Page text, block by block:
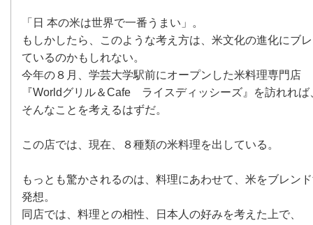
「日 本の米は世界で一番うまい」。
もしかしたら、このような考え方は、米文化の進化にブ
ているのかもしれない。
今年の８月、学芸大学駅前にオープンした米料理専門店
『Worldグリル＆Cafe ライスディッシーズ』を訪れれば
そんなことを考えるはずだ。
この店では、現在、８種類の米料理を出している。
もっとも驚かされるのは、料理にあわせて、米をブレン
発想。
同店では、料理との相性、日本人の好みを考えた上で、